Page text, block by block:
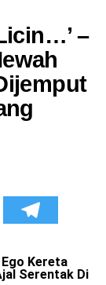
–
Kereta
Serentak Di